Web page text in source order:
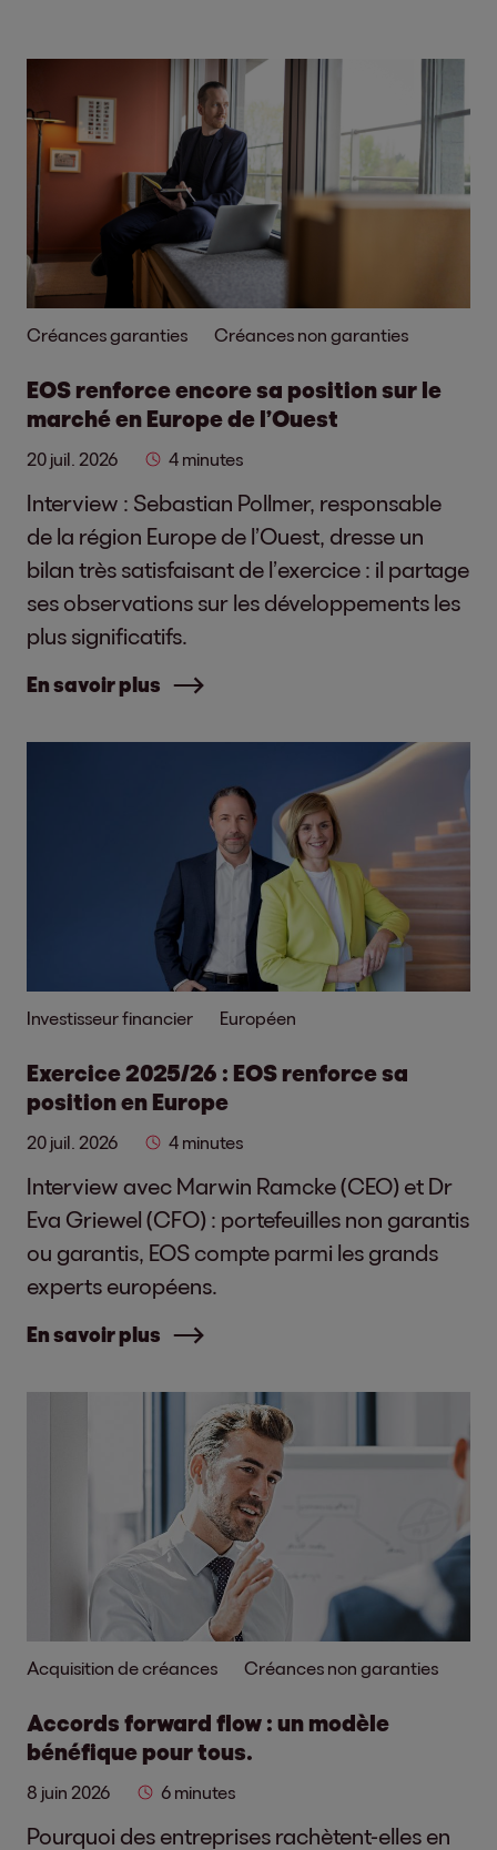
Créances garanties Créances non garanties
EOS renforce encore sa position sur le
marché en Europe de l’Ouest
20 juil. 2026 4 minutes
Interview : Sebastian Pollmer, responsable
de la région Europe de l’Ouest, dresse un
bilan très satisfaisant de l’exercice : il partage
ses observations sur les développements les
plus significatifs.
En savoir plus
Investisseur financier Européen
Exercice 2025/26 : EOS renforce sa
position en Europe
20 juil. 2026 4 minutes
Interview avec Marwin Ramcke (CEO) et Dr
Eva Griewel (CFO) : portefeuilles non garantis
ou garantis, EOS compte parmi les grands
experts européens.
En savoir plus
Acquisition de créances Créances non garanties
Accords forward flow : un modèle
bénéfique pour tous.
8 juin 2026 6 minutes
Pourquoi des entreprises rachètent-elles en